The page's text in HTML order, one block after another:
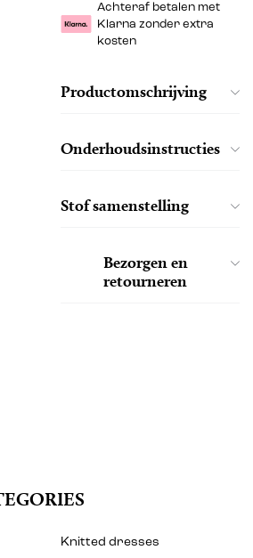
Achteraf betalen met
Klarna zonder extra
kosten
Productomschrijving
Onderhoudsinstructies
Stof samenstelling
Bezorgen en
retourneren
Knitted dresses